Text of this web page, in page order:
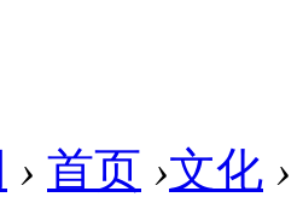
› 首页 ›文化 ›